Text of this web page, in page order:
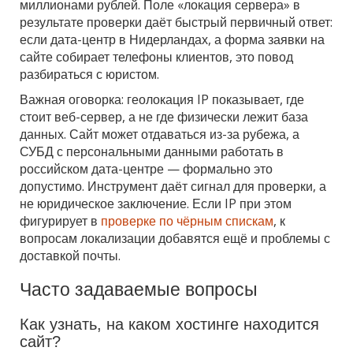
миллионами рублей. Поле «локация сервера» в
результате проверки даёт быстрый первичный ответ:
если дата-центр в Нидерландах, а форма заявки на
сайте собирает телефоны клиентов, это повод
разбираться с юристом.
Важная оговорка: геолокация IP показывает, где
стоит веб-сервер, а не где физически лежит база
данных. Сайт может отдаваться из-за рубежа, а
СУБД с персональными данными работать в
российском дата-центре — формально это
допустимо. Инструмент даёт сигнал для проверки, а
не юридическое заключение. Если IP при этом
фигурирует в проверке по чёрным спискам, к
вопросам локализации добавятся ещё и проблемы с
доставкой почты.
Часто задаваемые вопросы
Как узнать, на каком хостинге находится
сайт?